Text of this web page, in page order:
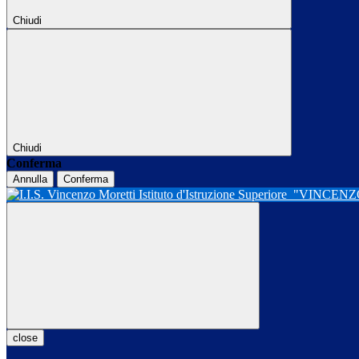
Chiudi
Chiudi
Conferma
Annulla Conferma
Istituto d'Istruzione Superiore
close